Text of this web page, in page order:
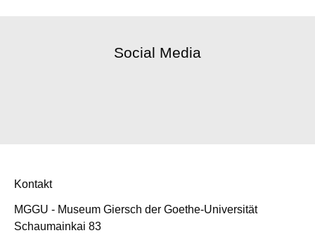
Social Media
Kontakt
MGGU - Museum Giersch der Goethe-Universität
Schaumainkai 83